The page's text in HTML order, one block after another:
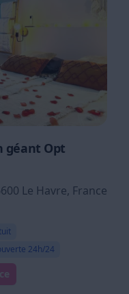
géant Opt
Le Havre, France
24h/24